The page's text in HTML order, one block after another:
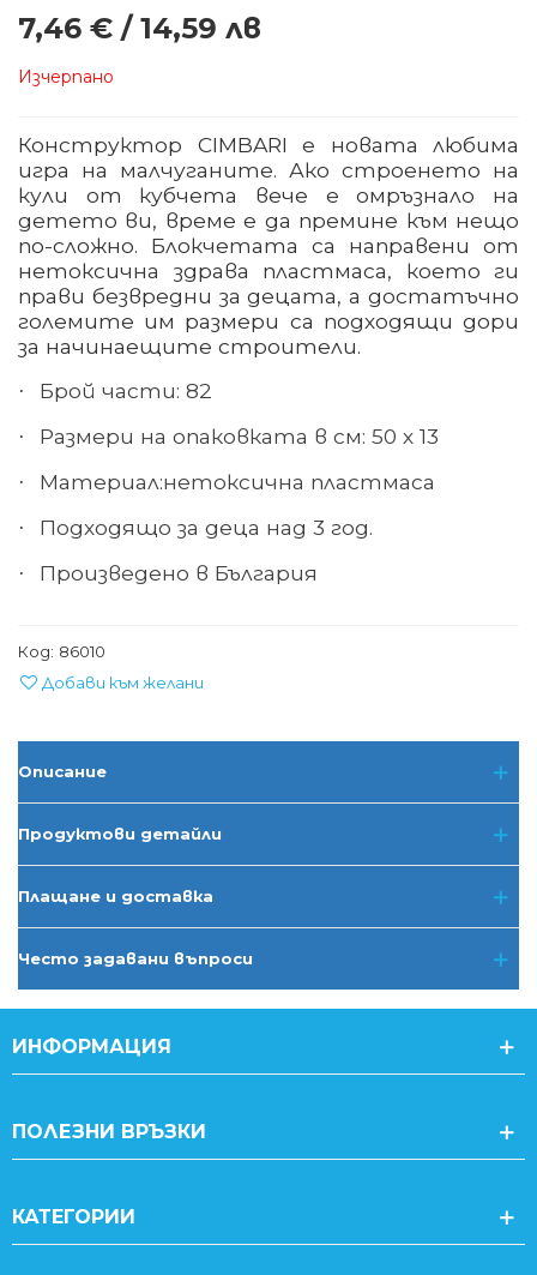
7,46 € / 14,59 лв
Изчерпано
Конструктор CIMBARI е новата любима
игра на малчуганите. Ако строенето на
кули от кубчета вече е омръзнало на
детето ви, време е да премине към нещо
по-сложно. Блокчетата са направени от
нетоксична здрава пластмаса, което ги
прави безвредни за децата, а достатъчно
големите им размери са подходящи дори
за начинаещите строители.
· Брой части: 82
· Размери на опаковката в см: 50 х 13
· Материал:нетоксична пластмаса
· Подходящо за деца над 3 год.
· Произведено в България
Код: 86010
Добави към желани
Описание
Продуктови детайли
Плащане и доставка
Често задавани въпроси
ИНФОРМАЦИЯ
ПОЛЕЗНИ ВРЪЗКИ
КАТЕГОРИИ